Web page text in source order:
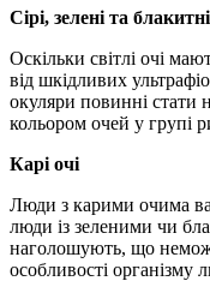
Сірі, зелені та
Оскільки світлі очі
від шкідливих
окуляри повинні стати
кольором очей у групі
Карі очі
Люди з карими очима
люди із зеленими чи
наголошують, що
особливості організму